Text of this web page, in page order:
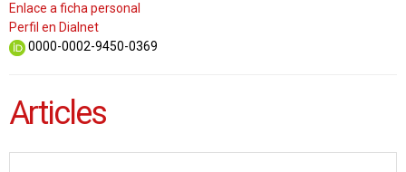
Enlace a ficha personal
Perfil en Dialnet
0000-0002-9450-0369
Articles